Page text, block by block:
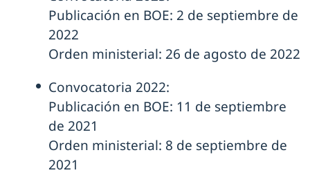
Publicación en BOE: 2 de septiembre de
2022
Orden ministerial: 26 de agosto de 2022
Convocatoria 2022:
Publicación en BOE: 11 de septiembre
de 2021
Orden ministerial: 8 de septiembre de
2021